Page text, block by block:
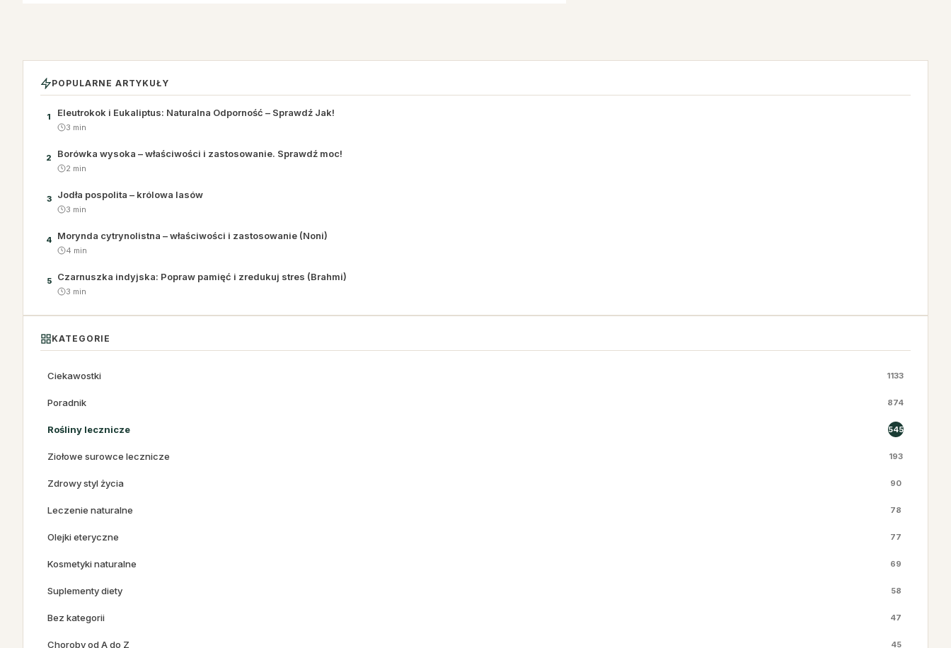
POPULARNE ARTYKUŁY
1 Eleutrokok i Eukaliptus: Naturalna Odporność – Sprawdź Jak!
3 min
2 Borówka wysoka – właściwości i zastosowanie. Sprawdź moc!
2 min
3 Jodła pospolita – królowa lasów
3 min
4 Morynda cytrynolistna – właściwości i zastosowanie (Noni)
4 min
5 Czarnuszka indyjska: Popraw pamięć i zredukuj stres (Brahmi)
3 min
KATEGORIE
Ciekawostki 1133
Poradnik 874
Rośliny lecznicze 545
Ziołowe surowce lecznicze 193
Zdrowy styl życia 90
Leczenie naturalne 78
Olejki eteryczne 77
Kosmetyki naturalne 69
Suplementy diety 58
Bez kategorii 47
Choroby od A do Z 45